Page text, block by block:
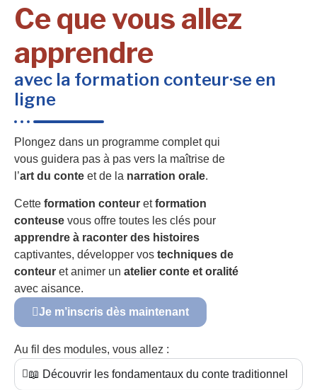
Ce que vous allez
apprendre
avec la formation conteur·se en
ligne
Plongez dans un programme complet qui
vous guidera pas à pas vers la maîtrise de
l’art du conte et de la narration orale.
Cette formation conteur etformation
conteuse vous offre toutes les clés pour
apprendre à raconter des histoires
captivantes, développer vos techniques de
conteur et animer un atelier conte et oralité
avec aisance.
Je m’inscris dès maintenant
Au fil des modules, vous allez :
📖 Découvrir les fondamentaux du conte traditionnel